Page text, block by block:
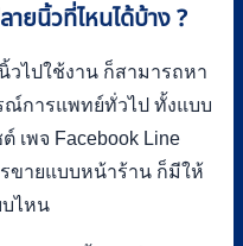
ายนิ้วที่ไหนได้บ้าง?
วไปใช้งาน ก็สามารถหา
ณ์การแพทย์ทั่วไป ทั้งแบบ
เพจ Facebook Line
ขายแบบหน้าร้าน ก็มีให้
บไหน